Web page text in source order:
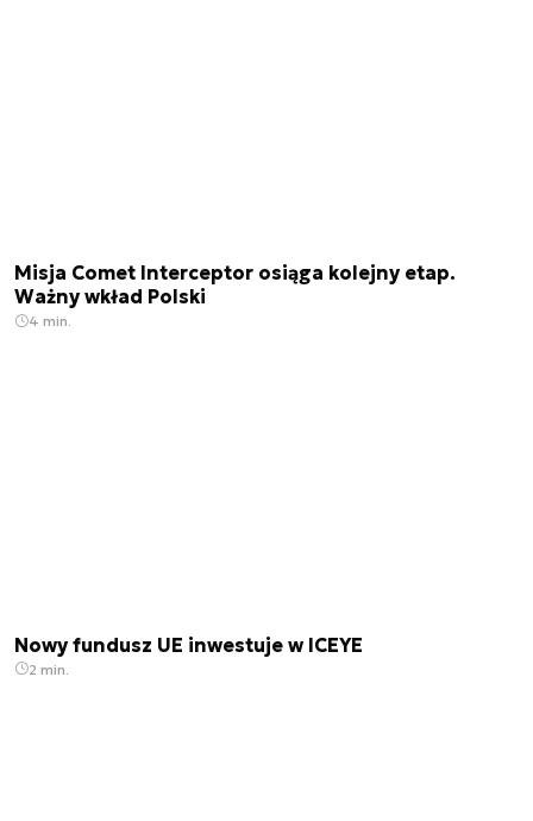
Misja Comet Interceptor osiąga kolejny etap.
Ważny wkład Polski
4 min.
Nowy fundusz UE inwestuje w ICEYE
2 min.